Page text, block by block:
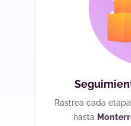
Rastrea cada
hasta